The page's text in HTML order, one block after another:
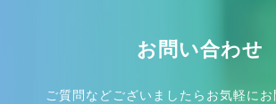
お問い合わせ
ご質問などございましたらお気軽にお